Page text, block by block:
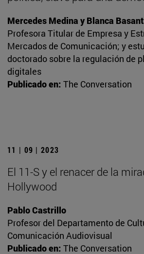
Mercedes Medina y Blanca
Profesora Titular de Empresa y
Mercados de Comunicación; y
doctorado sobre la regulación de
digitales
Publicado en: The Conversation
11 | 09 | 2023
El 11-S y el renacer de la
Hollywood
Pablo Castrillo
Profesor del Departamento de
Comunicación Audiovisual
Publicado en: The Conversation